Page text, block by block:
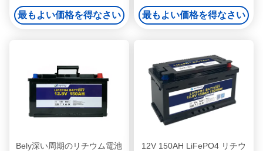
ウム電池
最もよい価格を得なさい
Motorhome電池
最もよい価格を得なさい
Bely深い周期のリチウム電池
12V 150AH LiFePO4 リチウ